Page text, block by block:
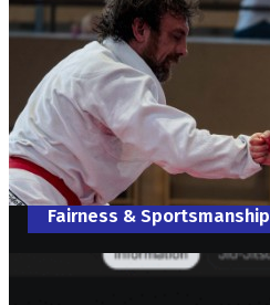
Fairness & Sportsmanship